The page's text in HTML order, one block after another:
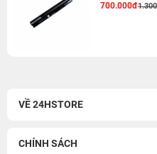
700.000đ
VỀ 24HSTORE
CHÍNH SÁCH